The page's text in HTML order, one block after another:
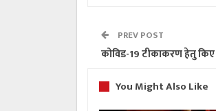
PREV POST
कोविड-19 टीकाकरण हेतु किए
You Might Also Like